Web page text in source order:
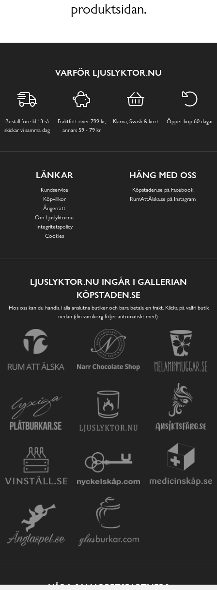
produktsidan.
VARFÖR LJUSLYKTOR.NU
Beställ före kl 13 så
skickar vi samma dag
Fraktfritt över 799 kr,
annars 59 - 79 kr
Klarna, Swish & kort Öppet köp 60 dagar
LÄNKAR
Kundservice
Köpvillkor
Ångerrätt
Om Ljuslyktor.nu
Integritetspolicy
Cookies
HÄNG MED OSS
Köpstaden.se på Facebook
RumAttÄlska.se på Instagram
LJUSLYKTOR.NU INGÅR I GALLERIAN
KÖPSTADEN.SE
Hos oss kan du handla i alla anslutna butiker och bara betala en frakt. Klicka på valfri butik
nedan (din varukorg följer automatiskt med):
VÅRA SAMARBETSPARTNERS